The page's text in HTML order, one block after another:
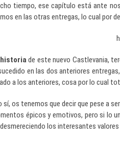
tiempo, ese capítulo está ante
en las otras entregas, lo cual por
historiade este nuevo Castlevania,
en las dos anteriores
a los anteriores, cosa por lo cual
sí, os tenemos que decir que pese a
épicos y emotivos, pero si lo
los interesantes